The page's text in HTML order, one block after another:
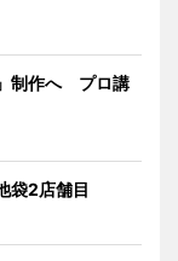
制作へ プロ講
袋2店舗目